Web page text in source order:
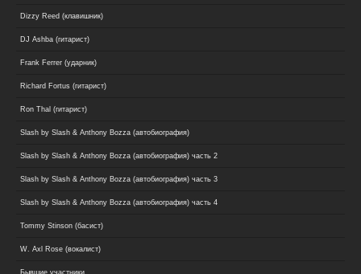
Dizzy Reed (клавишник)
DJ Ashba (гитарист)
Frank Ferrer (ударник)
Richard Fortus (гитарист)
Ron Thal (гитарист)
Slash by Slash & Anthony Bozza (автобиография)
Slash by Slash & Anthony Bozza (автобиография) часть 2
Slash by Slash & Anthony Bozza (автобиография) часть 3
Slash by Slash & Anthony Bozza (автобиография) часть 4
Tommy Stinson (басист)
W. Axl Rose (вокалист)
Бывшие участники